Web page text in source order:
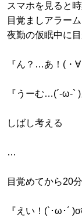
スマホを見ると
目覚ましアラー
夜勤の仮眠中に
『ん？…あ！(・∀
『うーむ…(´-ω-` )
しばし考える
…
目覚めてから20
『えい！(`･ω･´ )σ